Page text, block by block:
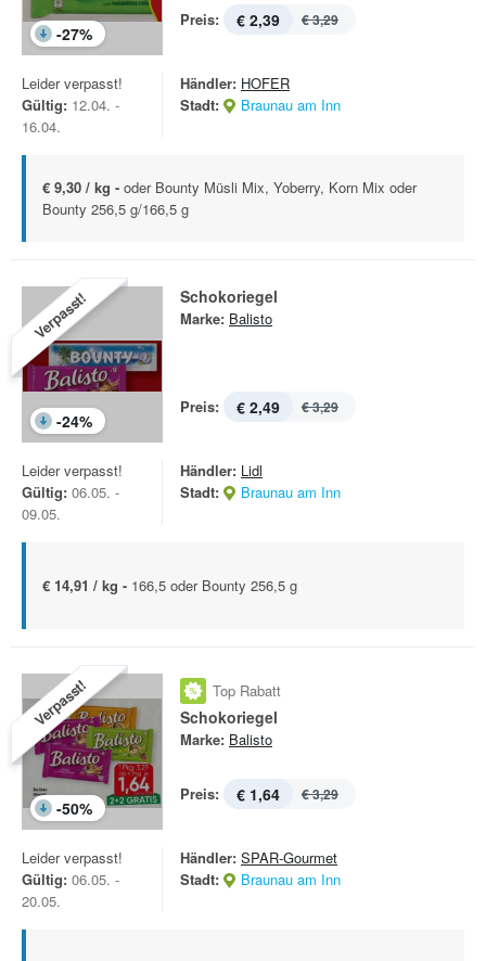
-27%
Preis: € 2,39 € 3,29
Leider verpasst!
Gültig: 12.04. -
16.04.
Händler: HOFER
Stadt:
Braunau am Inn
€ 9,30 / kg - oder Bounty Müsli Mix, Yoberry, Korn Mix oder
Bounty 256,5 g/166,5 g
Verpasst!
-24%
Schokoriegel
Marke: Balisto
Preis: € 2,49 € 3,29
Leider verpasst!
Gültig: 06.05. -
09.05.
Händler: Lidl
Stadt:
Braunau am Inn
€ 14,91 / kg - 166,5 oder Bounty 256,5 g
Verpasst!
-50%
Top Rabatt
Schokoriegel
Marke: Balisto
Preis: € 1,64 € 3,29
Leider verpasst!
Gültig: 06.05. -
20.05.
Händler: SPAR-Gourmet
Stadt:
Braunau am Inn